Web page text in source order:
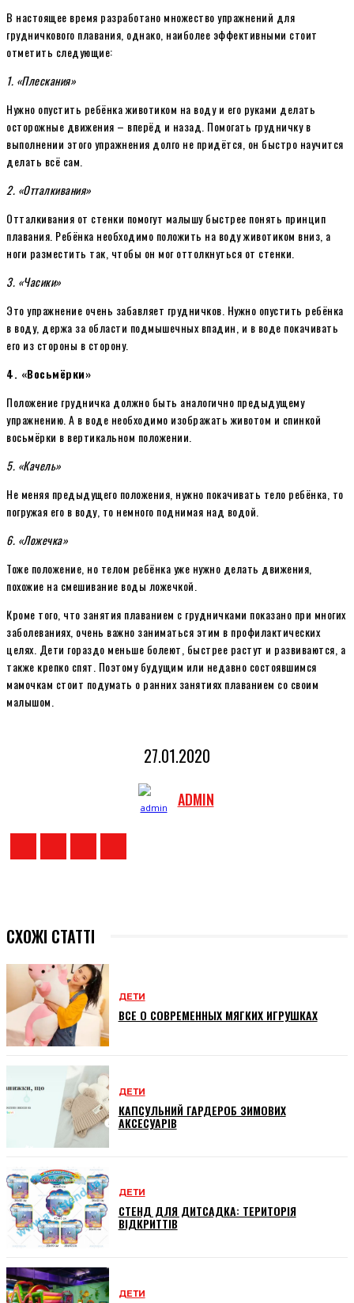
В настоящее время разработано множество упражнений для
грудничкового плавания, однако, наиболее эффективными стоит
отметить следующие:
1. «Плескания»
Нужно опустить ребёнка животиком на воду и его руками делать
осторожные движения – вперёд и назад. Помогать грудничку в
выполнении этого упражнения долго не придётся, он быстро научится
делать всё сам.
2. «Отталкивания»
Отталкивания от стенки помогут малышу быстрее понять принцип
плавания. Ребёнка необходимо положить на воду животиком вниз, а
ноги разместить так, чтобы он мог оттолкнуться от стенки.
3. «Часики»
Это упражнение очень забавляет грудничков. Нужно опустить ребёнка
в воду, держа за области подмышечных впадин, и в воде покачивать
его из стороны в сторону.
4. «Восьмёрки»
Положение грудничка должно быть аналогично предыдущему
упражнению. А в воде необходимо изображать животом и спинкой
восьмёрки в вертикальном положении.
5. «Качель»
Не меняя предыдущего положения, нужно покачивать тело ребёнка, то
погружая его в воду, то немного поднимая над водой.
6. «Ложечка»
Тоже положение, но телом ребёнка уже нужно делать движения,
похожие на смешивание воды ложечкой.
Кроме того, что занятия плаванием с грудничками показано при многих
заболеваниях, очень важно заниматься этим в профилактических
целях. Дети гораздо меньше болеют, быстрее растут и развиваются, а
также крепко спят. Поэтому будущим или недавно состоявшимся
мамочкам стоит подумать о ранних занятиях плаванием со своим
малышом.
27.01.2020
ADMIN
СХОЖІ СТАТТІ
ДЕТИ
ВСЕ О СОВРЕМЕННЫХ МЯГКИХ ИГРУШКАХ
ДЕТИ
КАПСУЛЬНИЙ ГАРДЕРОБ ЗИМОВИХ
АКСЕСУАРІВ
ДЕТИ
СТЕНД ДЛЯ ДИТСАДКА: ТЕРИТОРІЯ
ВІДКРИТТІВ
ДЕТИ